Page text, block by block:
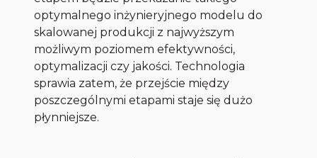
optymalnego inżynieryjnego modelu do
skalowanej produkcji z najwyższym
możliwym poziomem efektywności,
optymalizacji czy jakości. Technologia
sprawia zatem, że przejście między
poszczególnymi etapami staje się dużo
płynniejsze.